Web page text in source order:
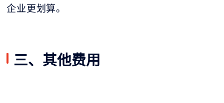
企业更划算。
三、其他费用